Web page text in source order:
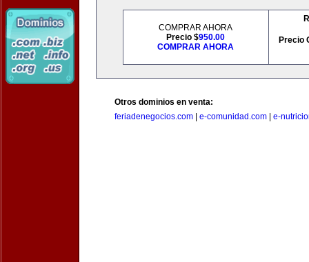
COMPRAR AHORA
Precio $950.00
COMPRAR AHORA
Precio
Otros dominios en venta:
feriadenegocios.com
e-comunidad.com e-